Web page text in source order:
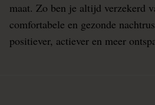
maat. Zo ben je altijd verzekerd
comfortabele en gezonde
positiever, actiever en meer